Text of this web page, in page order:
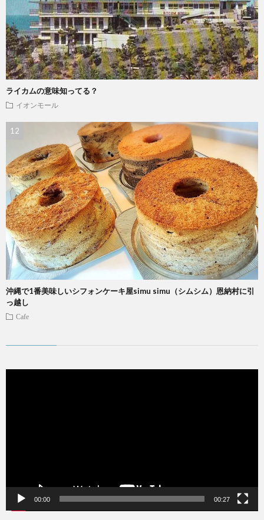
ライカムの意味知ってる？
イオンモール
沖縄で1番美味しいシフォンケーキ屋simu simu（シムシム）恩納村に引
っ越し
Cafe
動
00:00 00:27